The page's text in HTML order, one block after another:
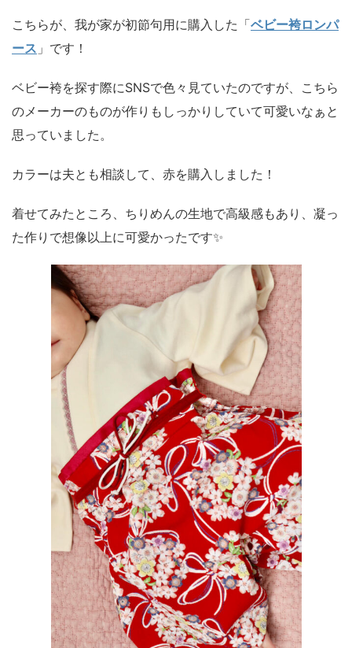
こちらが、我が家が初節句用に購入した「ベビー袴ロンパ
ース 」です！
ベビー袴を探す際にSNSで色々見ていたのですが、こちら
のメーカーのものが作りもしっかりしていて可愛いなぁと
思っていました。
カラーは夫とも相談して、赤を購入しました！
着せてみたところ、ちりめんの生地で高級感もあり、凝っ
た作りで想像以上に可愛かったです✨